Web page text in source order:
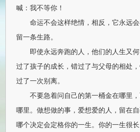
喊：我不等你！
命运不会这样绝情，相反，它永远
留一条生路。
即使永远奔跑的人，他们的人生又
过了孩子的成长，错过了与父母的相处
过了一次别离。
不要急着问自己的第一桶金在哪里
哪里。做想做的事，爱想爱的人，留在
哪个决定会定格你的一生。你的一生很